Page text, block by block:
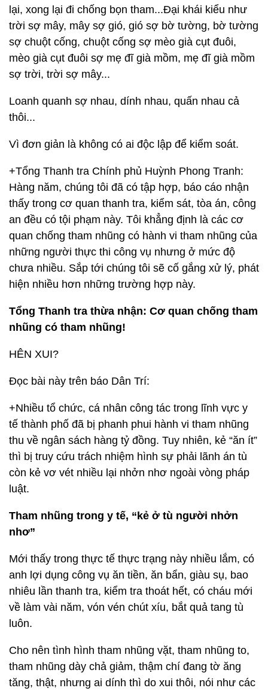
lại, xong lại đi chống bọn tham...Đại khái kiểu như
trời sợ mây, mây sợ gió, gió sợ bờ tường, bờ tường
sợ chuột cống, chuột cống sợ mèo già cụt đuôi,
mèo già cụt đuôi sợ mẹ đĩ già mồm, mẹ đĩ già mồm
sợ trời, trời sợ mây...
Loanh quanh sợ nhau, dính nhau, quấn nhau cả
thôi...
Vì đơn giản là không có ai độc lập để kiểm soát.
+Tổng Thanh tra Chính phủ Huỳnh Phong Tranh:
Hàng năm, chúng tôi đã có tập hợp, báo cáo nhận
thấy trong cơ quan thanh tra, kiểm sát, tòa án, công
an đều có tội phạm này. Tôi khẳng định là các cơ
quan chống tham nhũng có hành vi tham nhũng của
những người thực thi công vụ nhưng ở mức độ
chưa nhiều. Sắp tới chúng tôi sẽ cố gắng xử lý, phát
hiện nhiều hơn những trường hợp này.
Tổng Thanh tra thừa nhận: Cơ quan chống tham
nhũng có tham nhũng!
HÊN XUI?
Đọc bài này trên báo Dân Trí:
+Nhiều tổ chức, cá nhân công tác trong lĩnh vực y
tế thành phố đã bị phanh phui hành vi tham nhũng
thu về ngân sách hàng tỷ đồng. Tuy nhiên, kẻ “ăn ít”
thì bị truy cứu trách nhiệm hình sự phải lãnh án tù
còn kẻ vơ vét nhiều lại nhởn nhơ ngoài vòng pháp
luật.
Tham nhũng trong y tế, “kẻ ở tù người nhởn
nhơ”
Mới thấy trong thực tế thực trạng này nhiều lắm, có
anh lợi dụng công vụ ăn tiền, ăn bẩn, giàu sụ, bao
nhiêu lần thanh tra, kiểm tra thoát hết, có cháu mới
về làm vài năm, vón vén chút xíu, bắt quả tang tù
luôn.
Cho nên tình hình tham nhũng vặt, tham nhũng to,
tham nhũng dày chả giảm, thậm chí đang tờ ăng
tăng, thật, nhưng ai dính thì do xui thôi, nói như các